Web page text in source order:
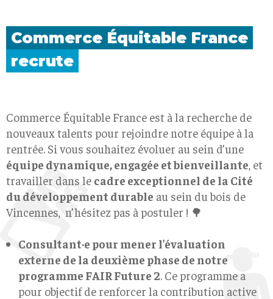
Commerce Équitable France
recrute
Commerce Équitable France est à la recherche de
nouveaux talents pour rejoindre notre équipe à la
rentrée. Si vous souhaitez évoluer au sein d’une
équipe dynamique, engagée et bienveillante, et
travailler dans le cadre exceptionnel de la Cité
du développement durable au sein du bois de
Vincennes, n’hésitez pas à postuler ! 🌳
Consultant·e pour mener l’évaluation
externe de la deuxième phase de notre
programme FAIR Future 2. Ce programme a
pour objectif de renforcer la contribution active